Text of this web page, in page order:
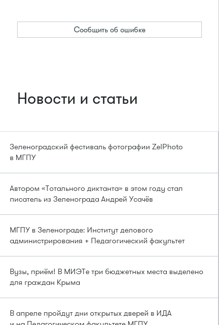
Сообщить об ошибке
Новости и статьи
Зеленоградский фестиваль фотографии ZelPhoto
в МГПУ
Автором «Тотального диктанта» в этом году стал
писатель из Зеленограда Андрей Усачёв
МГПУ в Зеленограде: Институт делового
администрирования + Педагогический факультет
Вузы, приём! В МИЭТе три бюджетных места выделено
для граждан Крыма
В апреле пройдут дни открытых дверей в ИДА